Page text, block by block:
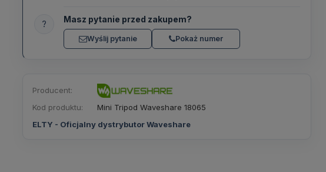
? Masz pytanie przed zakupem?
Wyślij pytanie Pokaż numer
Producent:
Kod produktu:
Mini Tripod Waveshare 18065
ELTY - Oficjalny dystrybutor Waveshare